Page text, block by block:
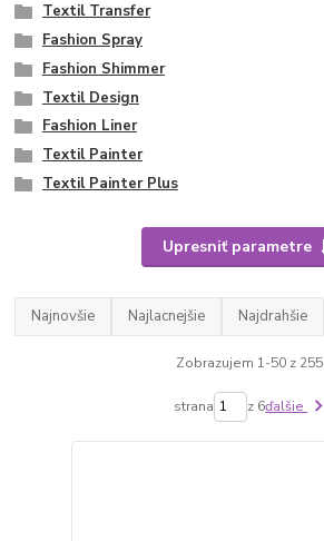
Textil Transfer
Fashion Spray
Fashion Shimmer
Textil Design
Fashion Liner
Textil Painter
Textil Painter Plus
Upresniť parametre
Najnovšie Najlacnejšie Najdrahšie
Zobrazujem 1-50 z 255
strana z 6ďalšie